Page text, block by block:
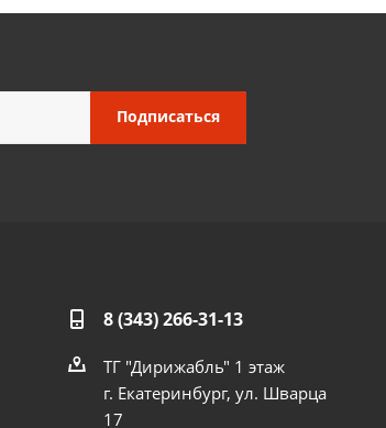
8 (343) 266-31-13
ТГ "Дирижабль" 1 этаж
г. Екатеринбург, ул. Шварца
17